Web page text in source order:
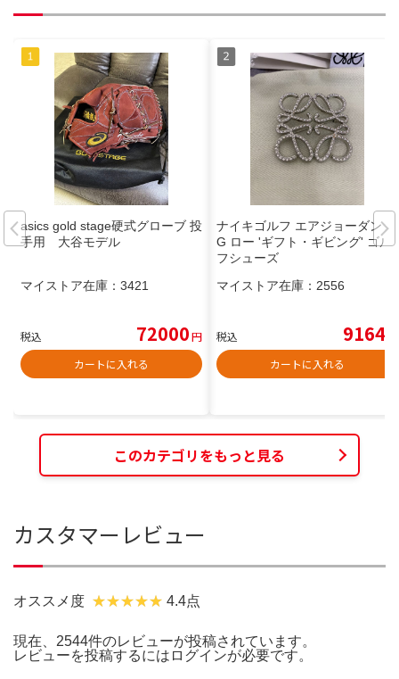
asics gold stage硬式グローブ 投
手用 大谷モデル
マイストア在庫： 3421
税込 72000円
カートに入れる
ナイキゴルフ エアジョーダン 1
G ロー 'ギフト・ギビング' ゴル
フシューズ
マイストア在庫： 2556
税込 9164
カートに入れる
このカテゴリをもっと見る
カスタマーレビュー
オススメ度 4.4点
現在、2544件のレビューが投稿されています。
レビューを投稿するには ログインが必要です。